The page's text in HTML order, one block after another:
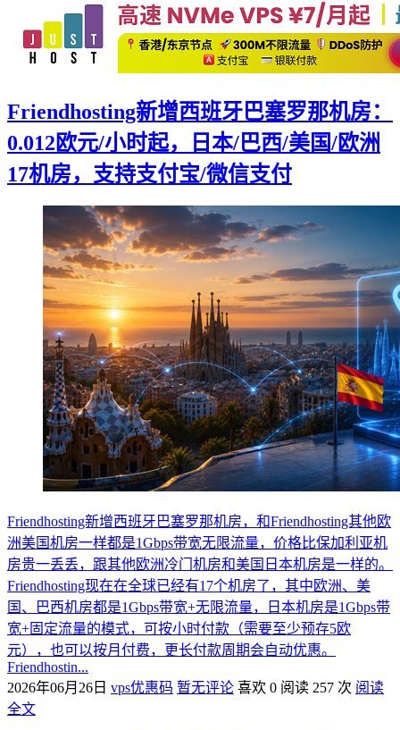
Friendhosting新增西班牙巴塞罗那机房：
0.012欧元/小时起，日本/巴西/美国/欧洲
17机房，支持支付宝/微信支付
Friendhosting新增西班牙巴塞罗那机房，和Friendhosting其他欧
洲美国机房一样都是1Gbps带宽无限流量，价格比保加利亚机
房贵一丢丢，跟其他欧洲冷门机房和美国日本机房是一样的。
Friendhosting现在在全球已经有17个机房了，其中欧洲、美
国、巴西机房都是1Gbps带宽+无限流量，日本机房是1Gbps带
宽+固定流量的模式，可按小时付款（需要至少预存5欧
元），也可以按月付费，更长付款周期会自动优惠。
Friendhostin...
2026年06月26日 vps优惠码 暂无评论 喜欢 0 阅读 257 次 阅读
全文